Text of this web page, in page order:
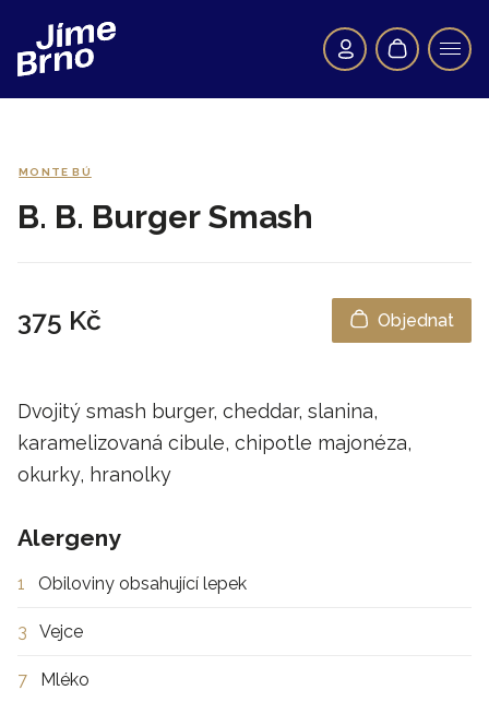
MONTE BÚ
B. B. Burger Smash
375 Kč Objednat
Dvojitý smash burger, cheddar, slanina,
karamelizovaná cibule, chipotle majonéza,
okurky, hranolky
Alergeny
1 Obiloviny obsahující lepek
3 Vejce
7 Mléko